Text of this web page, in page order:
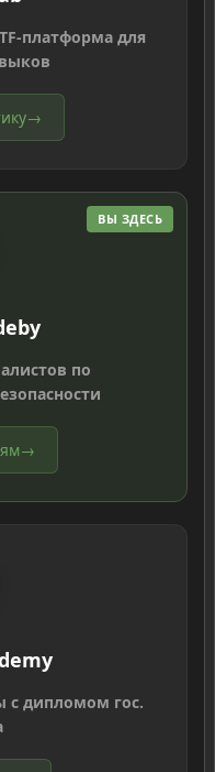
платформа для
→
ВЫ ЗДЕСЬ
по
→
с дипломом гос.